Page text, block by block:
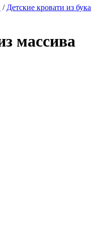
/ Детские кровати из бука
массива